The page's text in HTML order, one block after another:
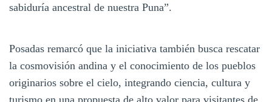
sabiduría ancestral de nuestra Puna”.
Posadas remarcó que la iniciativa también busca rescatar
la cosmovisión andina y el conocimiento de los pueblos
originarios sobre el cielo, integrando ciencia, cultura y
turismo en una propuesta de alto valor para visitantes de